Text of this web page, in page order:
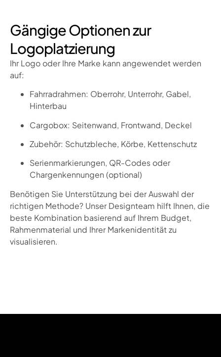
Gängige Optionen zur
Logoplatzierung
Ihr Logo oder Ihre Marke kann angewendet werden
auf:
Fahrradrahmen: Oberrohr, Unterrohr, Gabel,
Hinterbau
Cargobox: Seitenwand, Frontwand, Deckel
Zubehör: Schutzbleche, Körbe, Kettenschutz
Serienmarkierungen, QR-Codes oder
Chargenkennungen (optional)
Benötigen Sie Unterstützung bei der Auswahl der
richtigen Methode? Unser Designteam hilft Ihnen, die
beste Kombination basierend auf Ihrem Budget,
Rahmenmaterial und Ihrer Markenidentität zu
visualisieren.